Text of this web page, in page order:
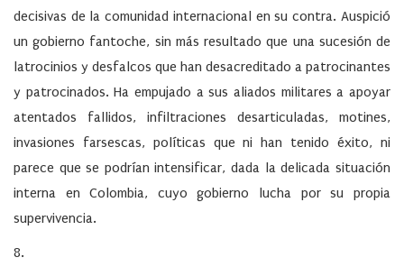
decisivas de la comunidad internacional en su contra. Auspició
un gobierno fantoche, sin más resultado que una sucesión de
latrocinios y desfalcos que han desacreditado a patrocinantes
y patrocinados. Ha empujado a sus aliados militares a apoyar
atentados fallidos, infiltraciones desarticuladas, motines,
invasiones farsescas, políticas que ni han tenido éxito, ni
parece que se podrían intensificar, dada la delicada situación
interna en Colombia, cuyo gobierno lucha por su propia
supervivencia.
8.